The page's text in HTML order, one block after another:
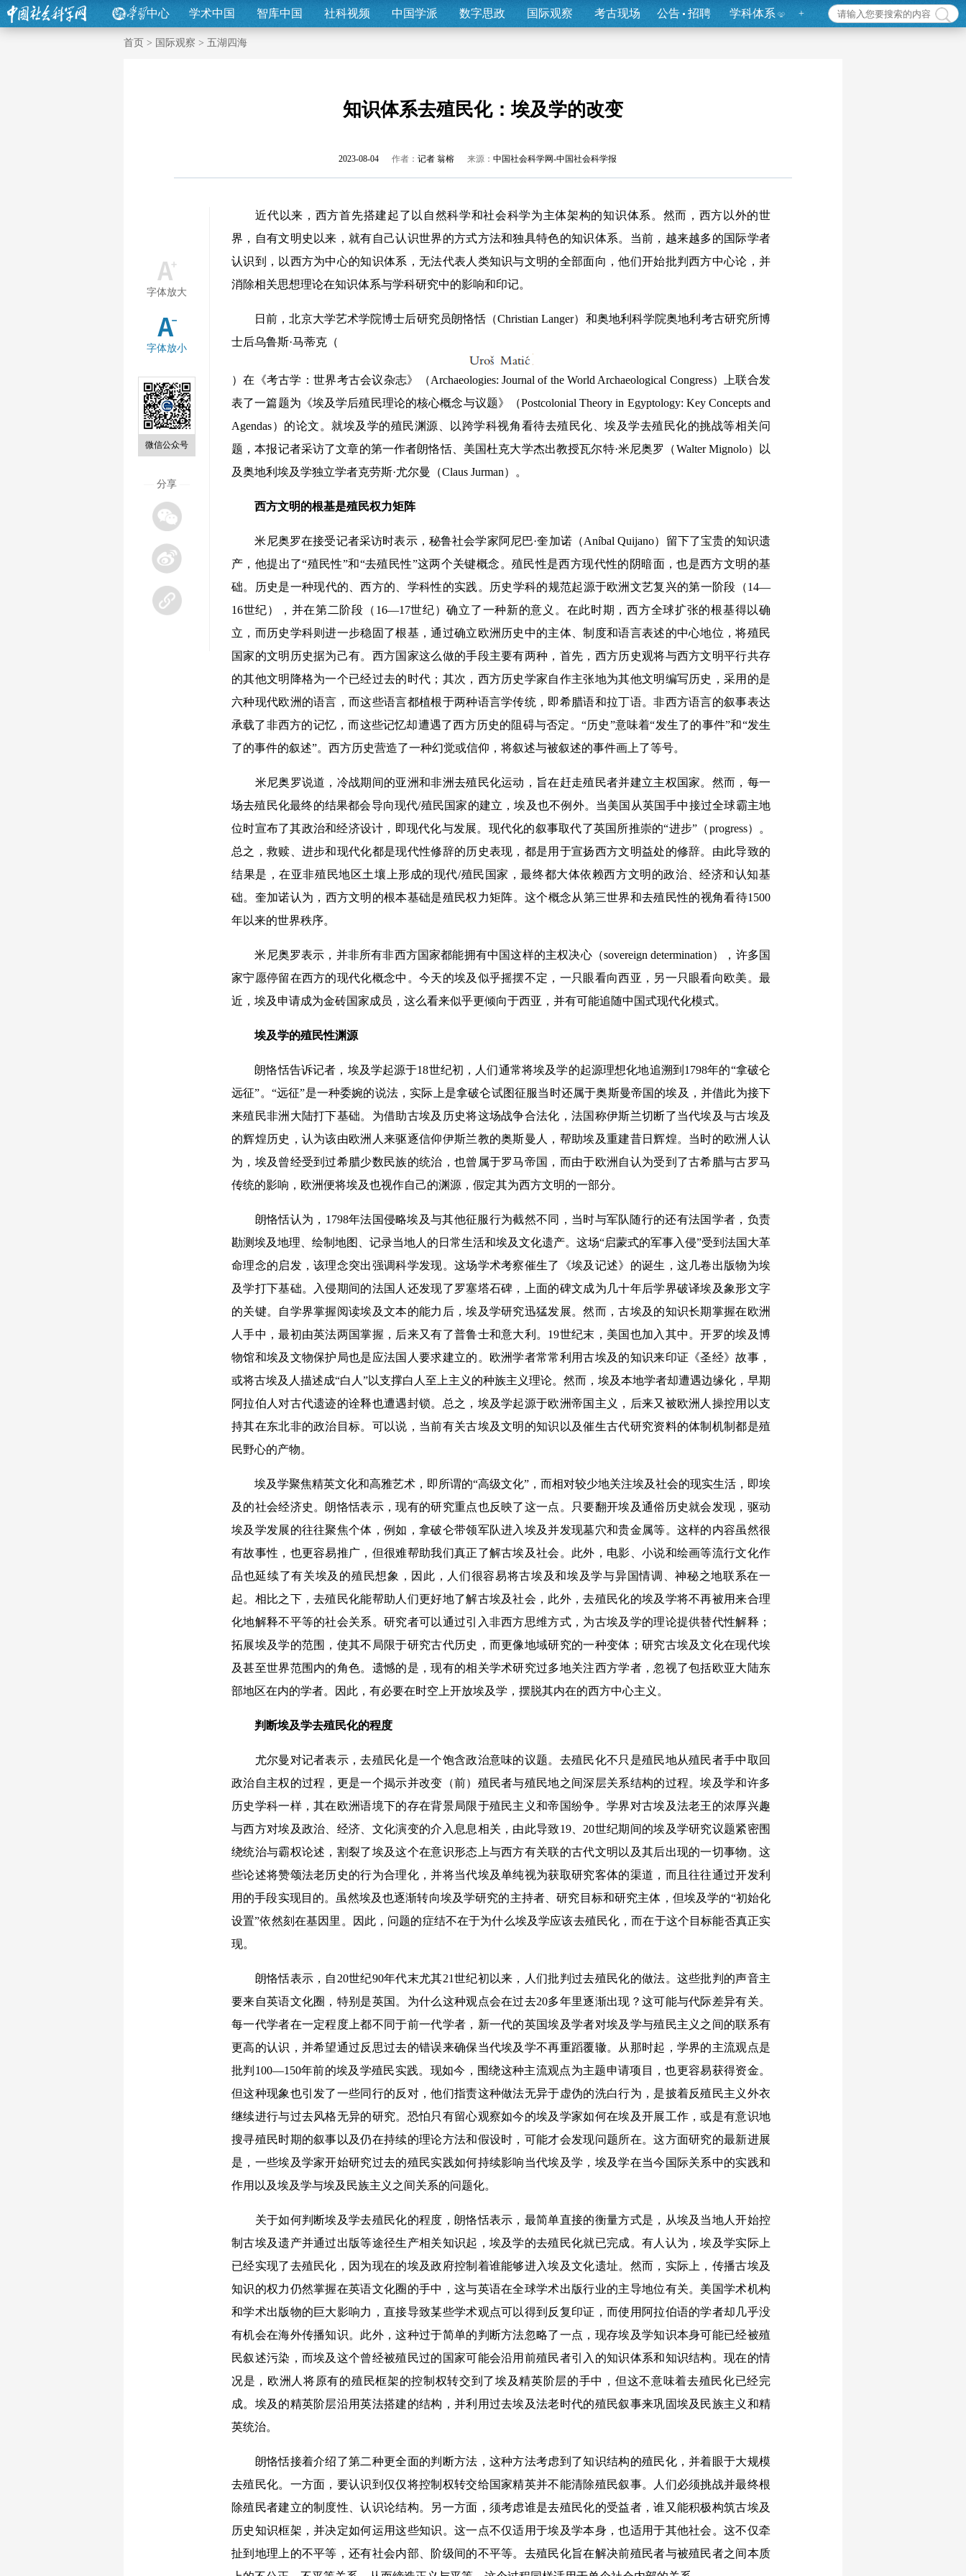
中心 学术中国 智库中国 社科视频 中国学派 数字思政 国际观察 考古现场 公告 招聘 学科体系 +
首页 > 国际观察 > 五湖四海
知识体系去殖民化：埃及学的改变
2023-08-04 作者： 记者 翁榕 来源： 中国社会科学网-中国社会科学报
字体放大
字体放小
微信公众号
分享
近代以来，西方首先搭建起了以自然科学和社会科学为主体架构的知识体系。然而，西方以外的世
界，自有文明史以来，就有自己认识世界的方式方法和独具特色的知识体系。当前，越来越多的国际学者
认识到，以西方为中心的知识体系，无法代表人类知识与文明的全部面向，他们开始批判西方中心论，并
消除相关思想理论在知识体系与学科研究中的影响和印记。
日前，北京大学艺术学院博士后研究员朗恪恬（Christian Langer）和奥地利科学院奥地利考古研究所博
士后乌鲁斯·马蒂克（
）在《考古学：世界考古会议杂志》（Archaeologies: Journal of the World Archaeological Congress）上联合发
表了一篇题为《埃及学后殖民理论的核心概念与议题》（Postcolonial Theory in Egyptology: Key Concepts and
Agendas）的论文。就埃及学的殖民渊源、以跨学科视角看待去殖民化、埃及学去殖民化的挑战等相关问
题，本报记者采访了文章的第一作者朗恪恬、美国杜克大学杰出教授瓦尔特·米尼奥罗（Walter Mignolo）以
及奥地利埃及学独立学者克劳斯·尤尔曼（Claus Jurman）。
西方文明的根基是殖民权力矩阵
米尼奥罗在接受记者采访时表示，秘鲁社会学家阿尼巴·奎加诺（Aníbal Quijano）留下了宝贵的知识遗
产，他提出了“殖民性”和“去殖民性”这两个关键概念。殖民性是西方现代性的阴暗面，也是西方文明的基
础。历史是一种现代的、西方的、学科性的实践。历史学科的规范起源于欧洲文艺复兴的第一阶段（14—
16世纪），并在第二阶段（16—17世纪）确立了一种新的意义。在此时期，西方全球扩张的根基得以确
立，而历史学科则进一步稳固了根基，通过确立欧洲历史中的主体、制度和语言表述的中心地位，将殖民
国家的文明历史据为己有。西方国家这么做的手段主要有两种，首先，西方历史观将与西方文明平行共存
的其他文明降格为一个已经过去的时代；其次，西方历史学家自作主张地为其他文明编写历史，采用的是
六种现代欧洲的语言，而这些语言都植根于两种语言学传统，即希腊语和拉丁语。非西方语言的叙事表达
承载了非西方的记忆，而这些记忆却遭遇了西方历史的阻碍与否定。“历史”意味着“发生了的事件”和“发生
了的事件的叙述”。西方历史营造了一种幻觉或信仰，将叙述与被叙述的事件画上了等号。
米尼奥罗说道，冷战期间的亚洲和非洲去殖民化运动，旨在赶走殖民者并建立主权国家。然而，每一
场去殖民化最终的结果都会导向现代/殖民国家的建立，埃及也不例外。当美国从英国手中接过全球霸主地
位时宣布了其政治和经济设计，即现代化与发展。现代化的叙事取代了英国所推崇的“进步”（progress）。
总之，救赎、进步和现代化都是现代性修辞的历史表现，都是用于宣扬西方文明益处的修辞。由此导致的
结果是，在亚非殖民地区土壤上形成的现代/殖民国家，最终都大体依赖西方文明的政治、经济和认知基
础。奎加诺认为，西方文明的根本基础是殖民权力矩阵。这个概念从第三世界和去殖民性的视角看待1500
年以来的世界秩序。
米尼奥罗表示，并非所有非西方国家都能拥有中国这样的主权决心（sovereign determination），许多国
家宁愿停留在西方的现代化概念中。今天的埃及似乎摇摆不定，一只眼看向西亚，另一只眼看向欧美。最
近，埃及申请成为金砖国家成员，这么看来似乎更倾向于西亚，并有可能追随中国式现代化模式。
埃及学的殖民性渊源
朗恪恬告诉记者，埃及学起源于18世纪初，人们通常将埃及学的起源理想化地追溯到1798年的“拿破仑
远征”。“远征”是一种委婉的说法，实际上是拿破仑试图征服当时还属于奥斯曼帝国的埃及，并借此为接下
来殖民非洲大陆打下基础。为借助古埃及历史将这场战争合法化，法国称伊斯兰切断了当代埃及与古埃及
的辉煌历史，认为该由欧洲人来驱逐信仰伊斯兰教的奥斯曼人，帮助埃及重建昔日辉煌。当时的欧洲人认
为，埃及曾经受到过希腊少数民族的统治，也曾属于罗马帝国，而由于欧洲自认为受到了古希腊与古罗马
传统的影响，欧洲便将埃及也视作自己的渊源，假定其为西方文明的一部分。
朗恪恬认为，1798年法国侵略埃及与其他征服行为截然不同，当时与军队随行的还有法国学者，负责
勘测埃及地理、绘制地图、记录当地人的日常生活和埃及文化遗产。这场“启蒙式的军事入侵”受到法国大革
命理念的启发，该理念突出强调科学发现。这场学术考察催生了《埃及记述》的诞生，这几卷出版物为埃
及学打下基础。入侵期间的法国人还发现了罗塞塔石碑，上面的碑文成为几十年后学界破译埃及象形文字
的关键。自学界掌握阅读埃及文本的能力后，埃及学研究迅猛发展。然而，古埃及的知识长期掌握在欧洲
人手中，最初由英法两国掌握，后来又有了普鲁士和意大利。19世纪末，美国也加入其中。开罗的埃及博
物馆和埃及文物保护局也是应法国人要求建立的。欧洲学者常常利用古埃及的知识来印证《圣经》故事，
或将古埃及人描述成“白人”以支撑白人至上主义的种族主义理论。然而，埃及本地学者却遭遇边缘化，早期
阿拉伯人对古代遗迹的诠释也遭遇封锁。总之，埃及学起源于欧洲帝国主义，后来又被欧洲人操控用以支
持其在东北非的政治目标。可以说，当前有关古埃及文明的知识以及催生古代研究资料的体制机制都是殖
民野心的产物。
埃及学聚焦精英文化和高雅艺术，即所谓的“高级文化”，而相对较少地关注埃及社会的现实生活，即埃
及的社会经济史。朗恪恬表示，现有的研究重点也反映了这一点。只要翻开埃及通俗历史就会发现，驱动
埃及学发展的往往聚焦个体，例如，拿破仑带领军队进入埃及并发现墓穴和贵金属等。这样的内容虽然很
有故事性，也更容易推广，但很难帮助我们真正了解古埃及社会。此外，电影、小说和绘画等流行文化作
品也延续了有关埃及的殖民想象，因此，人们很容易将古埃及和埃及学与异国情调、神秘之地联系在一
起。相比之下，去殖民化能帮助人们更好地了解古埃及社会，此外，去殖民化的埃及学将不再被用来合理
化地解释不平等的社会关系。研究者可以通过引入非西方思维方式，为古埃及学的理论提供替代性解释；
拓展埃及学的范围，使其不局限于研究古代历史，而更像地域研究的一种变体；研究古埃及文化在现代埃
及甚至世界范围内的角色。遗憾的是，现有的相关学术研究过多地关注西方学者，忽视了包括欧亚大陆东
部地区在内的学者。因此，有必要在时空上开放埃及学，摆脱其内在的西方中心主义。
判断埃及学去殖民化的程度
尤尔曼对记者表示，去殖民化是一个饱含政治意味的议题。去殖民化不只是殖民地从殖民者手中取回
政治自主权的过程，更是一个揭示并改变（前）殖民者与殖民地之间深层关系结构的过程。埃及学和许多
历史学科一样，其在欧洲语境下的存在背景局限于殖民主义和帝国纷争。学界对古埃及法老王的浓厚兴趣
与西方对埃及政治、经济、文化演变的介入息息相关，由此导致19、20世纪期间的埃及学研究议题紧密围
绕统治与霸权论述，割裂了埃及这个在意识形态上与西方有关联的古代文明以及其后出现的一切事物。这
些论述将赞颂法老历史的行为合理化，并将当代埃及单纯视为获取研究客体的渠道，而且往往通过开发利
用的手段实现目的。虽然埃及也逐渐转向埃及学研究的主持者、研究目标和研究主体，但埃及学的“初始化
设置”依然刻在基因里。因此，问题的症结不在于为什么埃及学应该去殖民化，而在于这个目标能否真正实
现。
朗恪恬表示，自20世纪90年代末尤其21世纪初以来，人们批判过去殖民化的做法。这些批判的声音主
要来自英语文化圈，特别是英国。为什么这种观点会在过去20多年里逐渐出现？这可能与代际差异有关。
每一代学者在一定程度上都不同于前一代学者，新一代的英国埃及学者对埃及学与殖民主义之间的联系有
更高的认识，并希望通过反思过去的错误来确保当代埃及学不再重蹈覆辙。从那时起，学界的主流观点是
批判100—150年前的埃及学殖民实践。现如今，围绕这种主流观点为主题申请项目，也更容易获得资金。
但这种现象也引发了一些同行的反对，他们指责这种做法无异于虚伪的洗白行为，是披着反殖民主义外衣
继续进行与过去风格无异的研究。恐怕只有留心观察如今的埃及学家如何在埃及开展工作，或是有意识地
搜寻殖民时期的叙事以及仍在持续的理论方法和假设时，可能才会发现问题所在。这方面研究的最新进展
是，一些埃及学家开始研究过去的殖民实践如何持续影响当代埃及学，埃及学在当今国际关系中的实践和
作用以及埃及学与埃及民族主义之间关系的问题化。
关于如何判断埃及学去殖民化的程度，朗恪恬表示，最简单直接的衡量方式是，从埃及当地人开始控
制古埃及遗产并通过出版等途径生产相关知识起，埃及学的去殖民化就已完成。有人认为，埃及学实际上
已经实现了去殖民化，因为现在的埃及政府控制着谁能够进入埃及文化遗址。然而，实际上，传播古埃及
知识的权力仍然掌握在英语文化圈的手中，这与英语在全球学术出版行业的主导地位有关。美国学术机构
和学术出版物的巨大影响力，直接导致某些学术观点可以得到反复印证，而使用阿拉伯语的学者却几乎没
有机会在海外传播知识。此外，这种过于简单的判断方法忽略了一点，现存埃及学知识本身可能已经被殖
民叙述污染，而埃及这个曾经被殖民过的国家可能会沿用前殖民者引入的知识体系和知识结构。现在的情
况是，欧洲人将原有的殖民框架的控制权转交到了埃及精英阶层的手中，但这不意味着去殖民化已经完
成。埃及的精英阶层沿用英法搭建的结构，并利用过去埃及法老时代的殖民叙事来巩固埃及民族主义和精
英统治。
朗恪恬接着介绍了第二种更全面的判断方法，这种方法考虑到了知识结构的殖民化，并着眼于大规模
去殖民化。一方面，要认识到仅仅将控制权转交给国家精英并不能清除殖民叙事。人们必须挑战并最终根
除殖民者建立的制度性、认识论结构。另一方面，须考虑谁是去殖民化的受益者，谁又能积极构筑古埃及
历史知识框架，并决定如何运用这些知识。这一点不仅适用于埃及学本身，也适用于其他社会。这不仅牵
扯到地理上的不平等，还有社会内部、阶级间的不平等。去殖民化旨在解决前殖民者与被殖民者之间本质